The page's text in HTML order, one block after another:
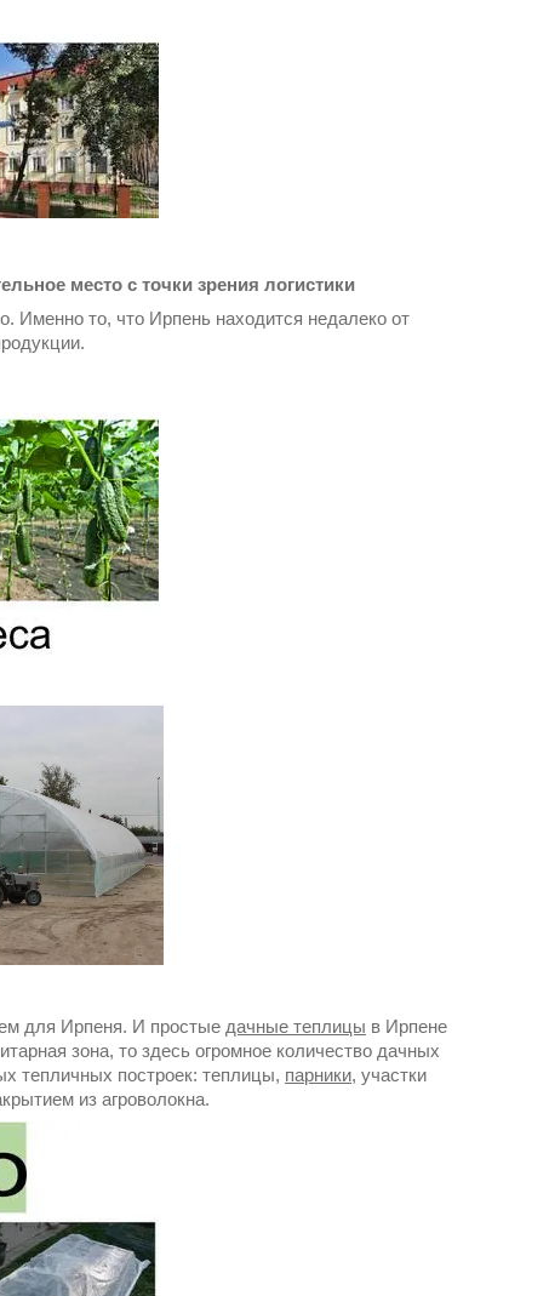
место с точки зрения логистики
Именно то, что Ирпень находится недалеко от
для Ирпеня. И простые дачные теплицы в Ирпене
зона, то здесь огромное количество дачных
тепличных построек: теплицы, парники, участки
из агроволокна.